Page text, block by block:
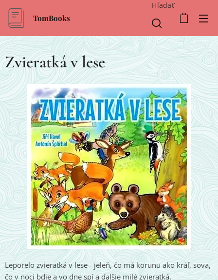
TomBooks
Hľadať
Zvieratká v lese
Leporelo zvieratká v lese - jeleň, čo má korunu ako kráľ, sova,
čo v noci bdie a vo dne spí a ďalšie milé zvieratká.